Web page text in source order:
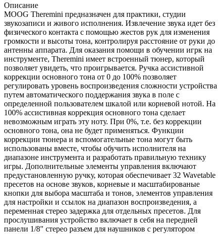
Описание
MOOG Theremini предназначен для практики, студии
звукозаписи и живого исполнения. Извлечение звука идет без
физического контакта с помощью жестов рук для изменения
громкости и высоты тона, контролируя расстояние от руки до
антенны аппарата. Для оказания помощи в обучении игрк на
инструменте, Theremini имеет встроенный тюнер, который
позволяет увидеть, что проигрывается. Ручка ассистивной
коррекции основного тона от 0 до 100% позволяет
регулировать уровень воспроизведения сложности устройства
путем автоматического поддержания звука в поле с
определенной пользователем шкалой или корневой нотой. На
100% ассистивная коррекция основного тона сделает
невозможным играть эту ноту. При 0%, т.е. без коррекции
основного тона, она не будет применяться. Функции
коррекции тюнера и вспомогательные тона могут быть
использованы вместе, чтобы обучить исполнителя на
диапазоне инструмента и разработать правильную технику
игры. Дополнительные элементы управления включают
предустановленную ручку, которая обеспечивает 32 Wavetable
пресетов на основе звуков, корневые и масштабированые
кнопки для выбора масштаба и тонов, элементов управления
для настройки и ссылок на диапазон воспроизведения, а
переменная стерео задержка для отдельных пресетов. Для
прослушивания устройство включает в себя на передней
панели 1/8" стерео разъем для наушников с регулятором